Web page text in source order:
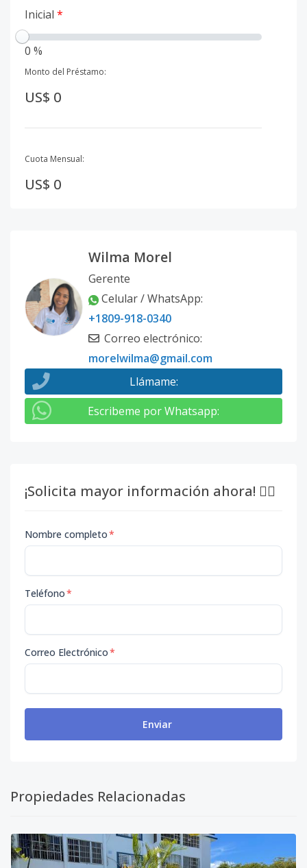
Inicial *
0 %
Monto del Préstamo:
US$ 0
Cuota Mensual:
US$ 0
Wilma Morel
Gerente
Celular / WhatsApp:
+1809-918-0340
Correo electrónico:
morelwilma@gmail.com
Llámame:
Escribeme por Whatsapp:
¡Solicita mayor información ahora! 👇🏽
Nombre completo*
Teléfono*
Correo Electrónico*
Enviar
Propiedades Relacionadas